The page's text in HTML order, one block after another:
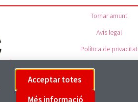
Tornar amunt
Avís legal
Política de privacitat
Acceptar totes
Més informació